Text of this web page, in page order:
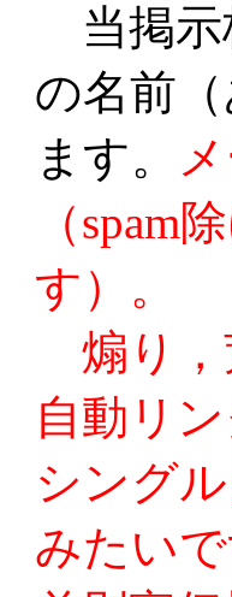
当掲示
の名前
ます。
（spam
す）。
煽り，
自動リ
シング
みたい